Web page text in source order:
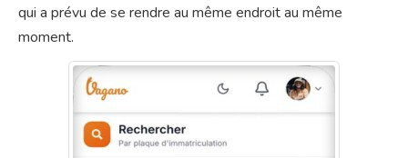
qui a prévu de se rendre au même endroit au même
moment.